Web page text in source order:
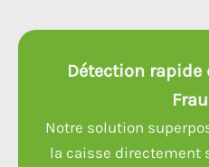
Détection rapide
Notre solution
la caisse directement